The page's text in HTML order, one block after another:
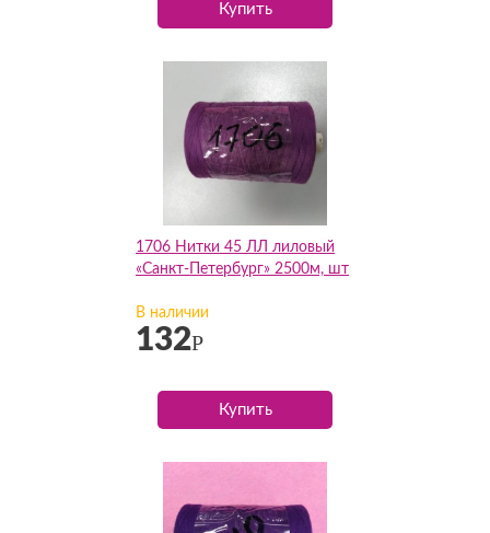
Купить
1706 Нитки 45 ЛЛ лиловый
«Санкт-Петербург» 2500м, шт
В наличии
132Р
Купить